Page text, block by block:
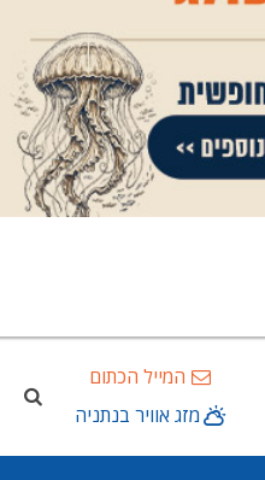
המייל הכתום
מזג אוויר בנתניה